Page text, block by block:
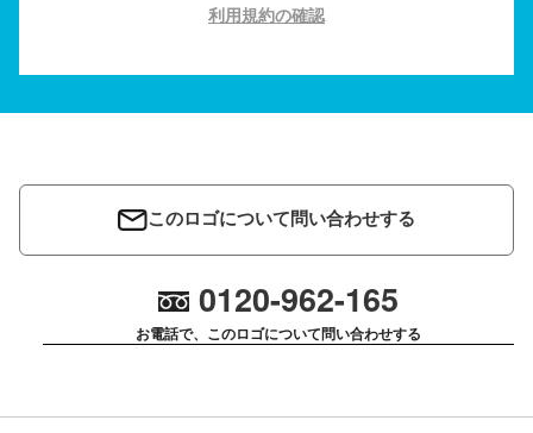
利用規約の確認
このロゴについて問い合わせする
0120-962-165
お電話で、このロゴについて問い合わせする